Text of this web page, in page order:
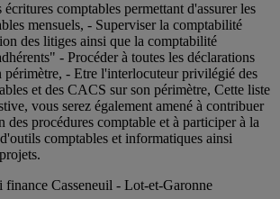
écritures comptables permettant d'assurer les
mensuels, - Superviser la comptabilité
des litiges ainsi que la comptabilité
- Procéder à toutes les déclarations
périmètre, - Etre l'interlocuteur privilégié des
et des CACS sur son périmètre, Cette liste
vous serez également amené à contribuer
des procédures comptable et à participer à la
comptables et informatiques ainsi
Casseneuil - Lot-et-Garonne